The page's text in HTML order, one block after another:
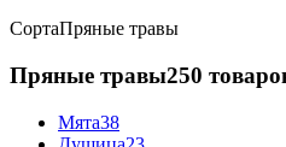
СортаПряные травы
Пряные травы250
Мята38